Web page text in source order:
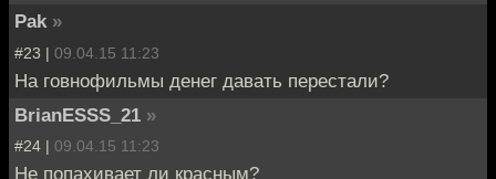
Pak »
#23 | 09.04.15 11:23
На говнофильмы денег давать перестали?
BrianESSS_21 »
#24 | 09.04.15 11:23
Не попахивает ли красным?